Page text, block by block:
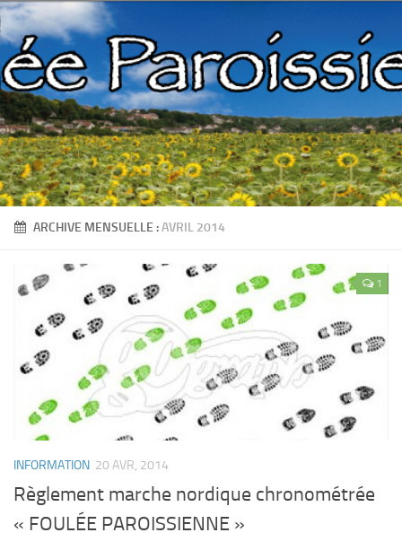
ARCHIVE MENSUELLE :AVRIL 2014
1
INFORMATION 20 AVR, 2014
Règlement marche nordique chronométrée
« FOULÉE PAROISSIENNE »